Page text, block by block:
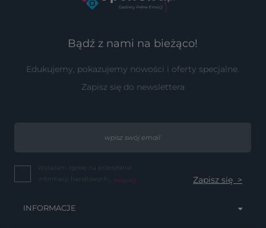
Bądź z nami na bieżąco!
Edukujemy, pokazujemy nowości i oferty specjalne.
Zapisz się do newslettera
Wyrażam zgodę na przesyłanie
informacji handlowych... (więcej)
INFORMACJE